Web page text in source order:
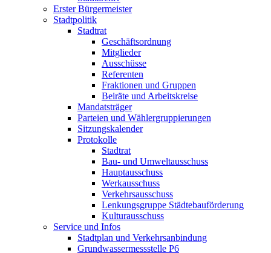
Erster Bürgermeister
Stadtpolitik
Stadtrat
Geschäftsordnung
Mitglieder
Ausschüsse
Referenten
Fraktionen und Gruppen
Beiräte und Arbeitskreise
Mandatsträger
Parteien und Wählergruppierungen
Sitzungskalender
Protokolle
Stadtrat
Bau- und Umweltausschuss
Hauptausschuss
Werkausschuss
Verkehrsausschuss
Lenkungsgruppe Städtebauförderung
Kulturausschuss
Service und Infos
Stadtplan und Verkehrsanbindung
Grundwassermessstelle P6